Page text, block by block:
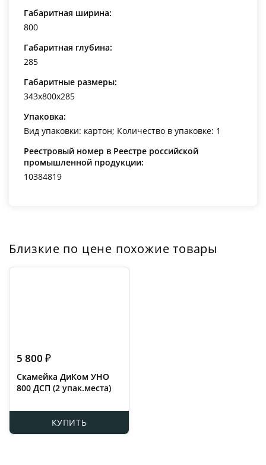
Габаритная ширина:
800
Габаритная глубина:
285
Габаритные размеры:
343x800x285
Упаковка:
Вид упаковки: картон; Количество в упаковке: 1
Реестровый номер в Реестре российской
промышленной продукции:
10384819
Близкие по цене похожие товары
5 800 ₽
Скамейка ДиКом УНО
800 ДСП (2 упак.места)
КУПИТЬ